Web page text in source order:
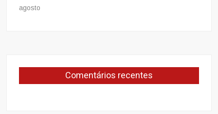
agosto
Comentários recentes